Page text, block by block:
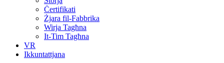
Ċertifikati
Żjara fil-Fabbrika
Wirja Tagħna
It-Tim Tagħna
VR
Ikkuntattjana